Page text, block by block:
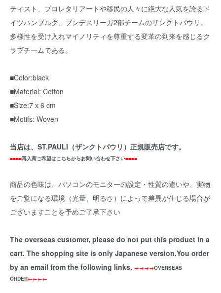
ティスト、プロレタリアートや移民の人々に絶大な人気を誇るド
イツハンブルグ、ブンデスリーガ2部チームのザンクトパウリ。
多様性を受け入れマイノリティを尊重する変革の到来を感じるク
ラブチームである。
■Color:black
■Material: Cotton
■Size:7 x 6 cm
■Motifs: Woven
当店は、ST.PAULI（ザンクトパウリ）正規販売店です。
■■■■再入荷ご希望はこちらからお問い合わせ下さい■■■■
商品の色味は、パソコンのモニターの設定・性質の違いや、実物
をご覧になる環境（光量、明るさ）によって差異が生じる場合が
ございますことを予めご了承下さい
The overseas customer, please do not put this product in a
cart. The shopping site is only Japanese version.You order
by an email from the following links. →→→→OVERSEAS
ORDER←←←←